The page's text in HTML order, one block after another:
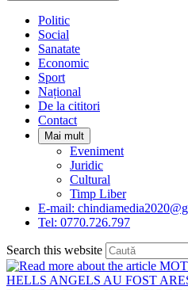
Politic
Social
Sanatate
Economic
Sport
Național
De la cititori
Contact
Mai mult
Eveniment
Juridic
Cultural
Timp Liber
E-mail:
Tel: 0770.726.797
Search this website